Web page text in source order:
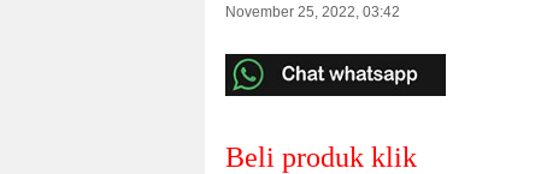
November 25, 2022, 03:42
Beli produk klik